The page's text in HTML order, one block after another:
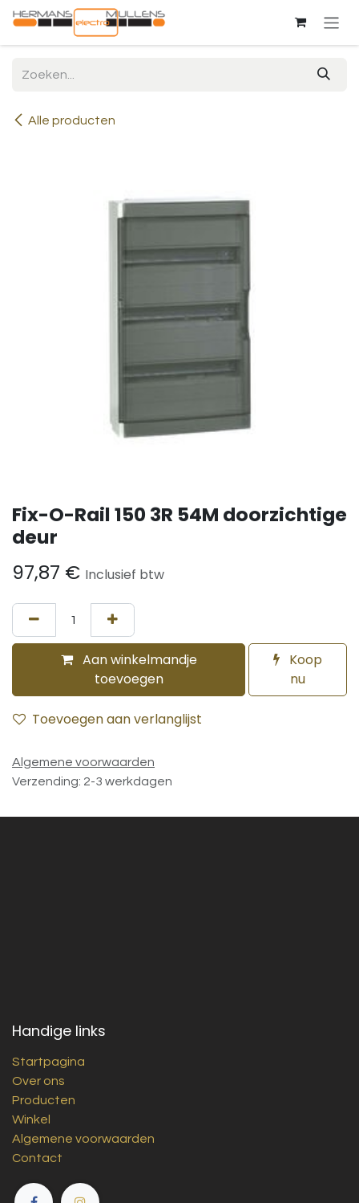
Overslaan naar inhoud
Alle producten
Fix-O-Rail 150 3R 54M doorzichtige
deur
97,87 € Inclusief btw
Aan winkelmandje
toevoegen
Koop
nu
Toevoegen aan verlanglijst
Algemene voorwaarden
Verzending: 2-3 werkdagen
Handige links
Startpagina
Over ons
Producten
Winkel
Algemene voorwaarden
Contact